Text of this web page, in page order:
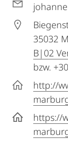
35032
B|02
bzw.
http://
https://